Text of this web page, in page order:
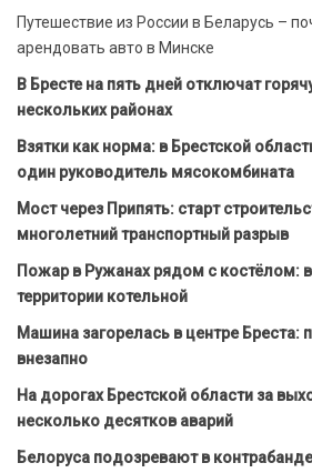
Путешествие из России в Беларусь –
арендовать авто в Минске
В Бресте на пять дней отключат
нескольких районах
Взятки как норма: в Брестской
один руководитель мясокомбината
Мост через Припять: старт
многолетний транспортный разрыв
Пожар в Ружанах рядом с костёлом:
территории котельной
Машина загорелась в центре Бреста:
внезапно
На дорогах Брестской области за
несколько десятков аварий
Белоруса подозревают в